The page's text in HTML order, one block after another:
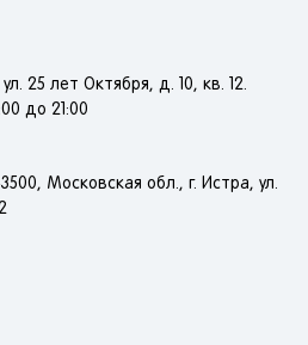
25 лет Октября, д. 10, кв. 12.
до 21:00
Московская обл., г. Истра, ул.